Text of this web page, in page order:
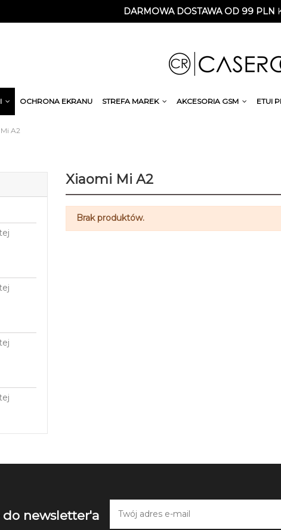
DARMOWA DOSTAWA OD 99 PLN
OCHRONA EKRANU STREFA MAREK AKCESORIA GSM ETUI
A2
Xiaomi Mi A2
Brak produktów.
do newsletter'a